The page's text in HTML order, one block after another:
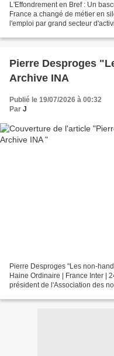
L'Effondrement en Bref : Un
France a changé de métier en
l'emploi par grand secteur
Pierre Desproges
Archive INA
Publié le 19/07/2026 à 00:32
Par J
Pierre Desproges "Les non-
Haine Ordinaire | France Inter |
président de l'Association des